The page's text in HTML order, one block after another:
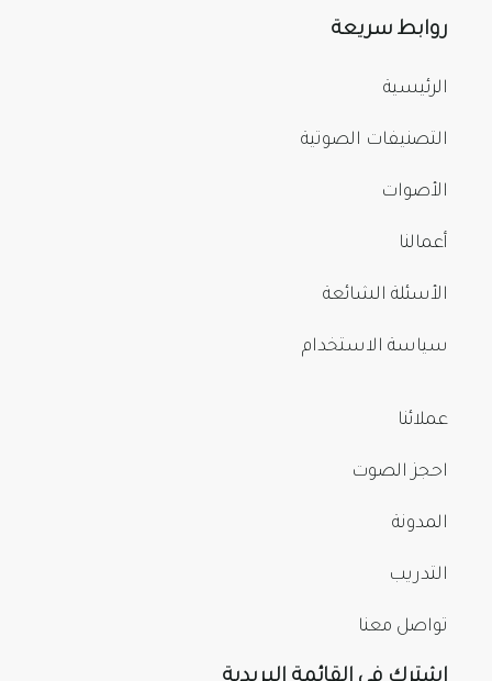
روابط سريعة
الرئيسية
التصنيفات الصوتية
الأصوات
أعمالنا
الأسئلة الشائعة
سياسة الاستخدام
عملائنا
احجز الصوت
المدونة
التدريب
تواصل معنا